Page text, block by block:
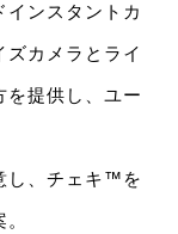
ンスタントカ
ズカメラとライ
を提供し、ユー
し、チェキ™を